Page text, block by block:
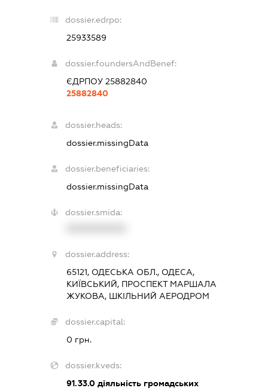
dossier.edrpo:
25933589
dossier.foundersAndBenef:
ЄДРПОУ 25882840
25882840
dossier.heads:
dossier.missingData
dossier.beneficiaries:
dossier.missingData
dossier.smida:
dossier.address:
65121, ОДЕСЬКА ОБЛ., ОДЕСА,
КИЇВСЬКИЙ, ПРОСПЕКТ МАРШАЛА
ЖУКОВА, ШКІЛЬНИЙ АЕРОДРОМ
dossier.capital:
0 грн.
dossier.kveds:
91.33.0діяльність громадських